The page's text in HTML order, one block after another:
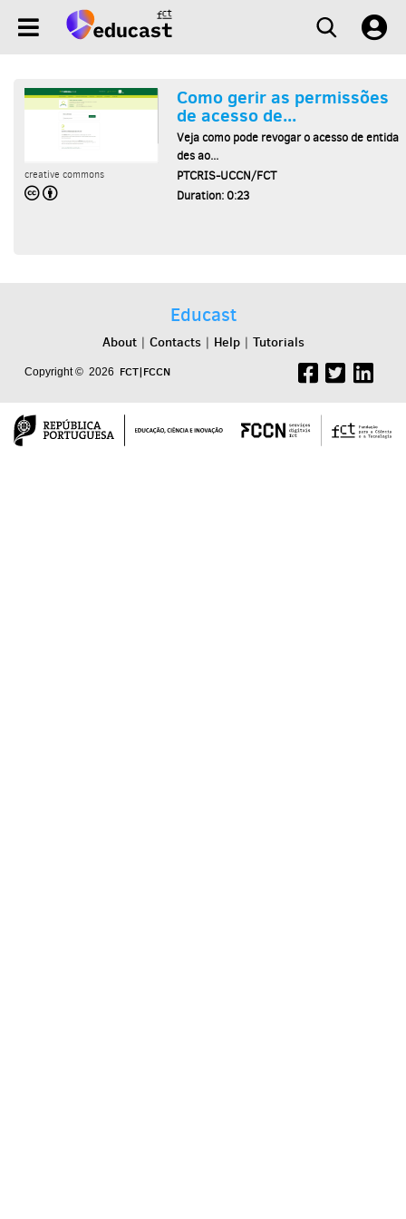
creative commons
Como gerir as permissões
de acesso de...
Veja como pode revogar o acesso de entida
des ao...
PTCRIS-UCCN/FCT
Duration: 0:23
Educast
About| Contacts| Help| Tutorials
Copyright © 2026 FCT|FCCN